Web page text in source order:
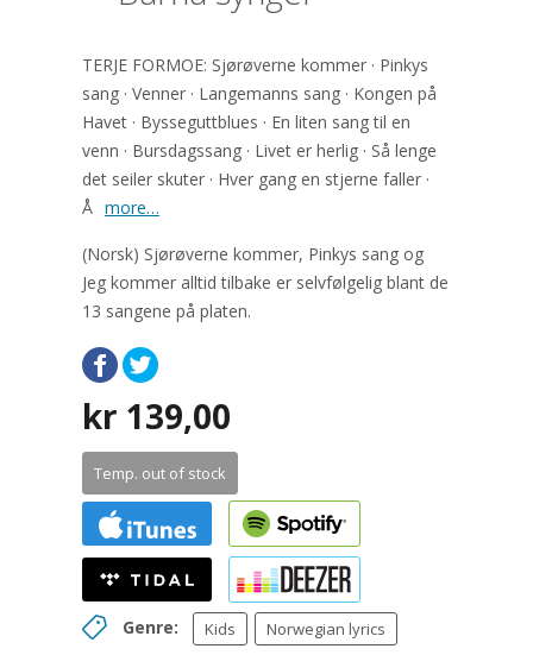
TERJE FORMOE: Sjørøverne kommer · Pinkys
sang · Venner · Langemanns sang · Kongen på
Havet · Bysseguttblues · En liten sang til en
venn · Bursdagssang · Livet er herlig · Så lenge
det seiler skuter · Hver gang en stjerne faller ·
Å more…
(Norsk) Sjørøverne kommer, Pinkys sang og
Jeg kommer alltid tilbake er selvfølgelig blant de
13 sangene på platen.
kr 139,00
Temp. out of stock
Genre: Kids Norwegian lyrics